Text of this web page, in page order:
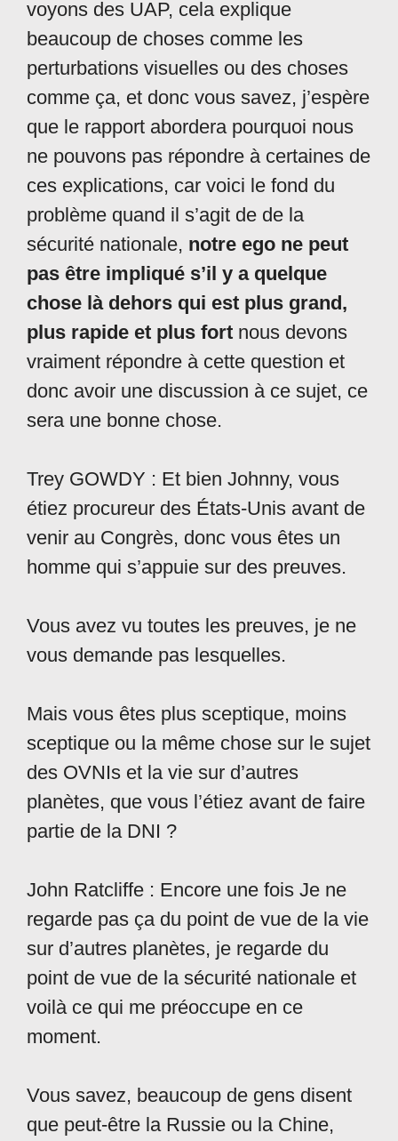
voyons des UAP, cela explique
beaucoup de choses comme les
perturbations visuelles ou des choses
comme ça, et donc vous savez, j’espère
que le rapport abordera pourquoi nous
ne pouvons pas répondre à certaines de
ces explications, car voici le fond du
problème quand il s’agit de de la
sécurité nationale, notre ego ne peut
pas être impliqué s’il y a quelque
chose là dehors qui est plus grand,
plus rapide et plus fort nous devons
vraiment répondre à cette question et
donc avoir une discussion à ce sujet, ce
sera une bonne chose.
Trey GOWDY : Et bien Johnny, vous
étiez procureur des États-Unis avant de
venir au Congrès, donc vous êtes un
homme qui s’appuie sur des preuves.
Vous avez vu toutes les preuves, je ne
vous demande pas lesquelles.
Mais vous êtes plus sceptique, moins
sceptique ou la même chose sur le sujet
des OVNIs et la vie sur d’autres
planètes, que vous l’étiez avant de faire
partie de la DNI ?
John Ratcliffe : Encore une fois Je ne
regarde pas ça du point de vue de la vie
sur d’autres planètes, je regarde du
point de vue de la sécurité nationale et
voilà ce qui me préoccupe en ce
moment.
Vous savez, beaucoup de gens disent
que peut-être la Russie ou la Chine,